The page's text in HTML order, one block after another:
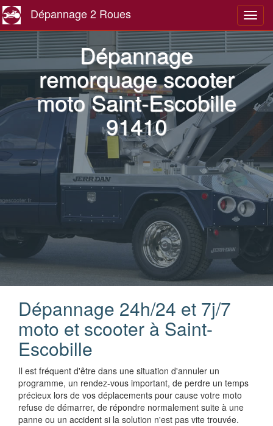
Dépannage 2 Roues
Dépannage
remorquage scooter
moto Saint-Escobille
91410
Dépannage 24h/24 et 7j/7
moto et scooter à Saint-
Escobille
Il est fréquent d'être dans une situation d'annuler un
programme, un rendez-vous important, de perdre un temps
précieux lors de vos déplacements pour cause votre moto
refuse de démarrer, de répondre normalement suite à une
panne ou un accident si la solution n'est pas vite trouvée.